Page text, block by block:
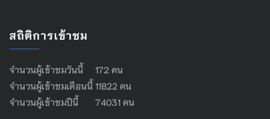
สถิติการเข้าชม
จำนวนผู้เข้าชมวันนี้ 172 คน
จำนวนผู้เข้าชมเดือนนี้ 11822 คน
จำนวนผู้เข้าชมปีนี้ 74031 คน